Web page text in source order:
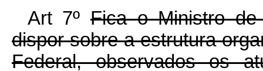
Art 7º Fica o Ministro
dispor sobre a estrutura
Federal, observados os